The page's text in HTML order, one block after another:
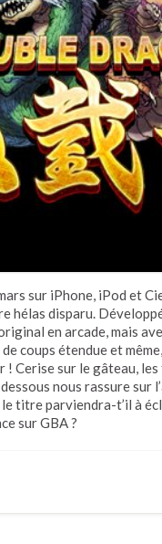
sur iPhone, iPod et
hélas disparu.
en arcade, mais
coups étendue et
! Cerise sur le gâteau,
nous rassure sur
titre parviendra-t’il à
sur GBA ?